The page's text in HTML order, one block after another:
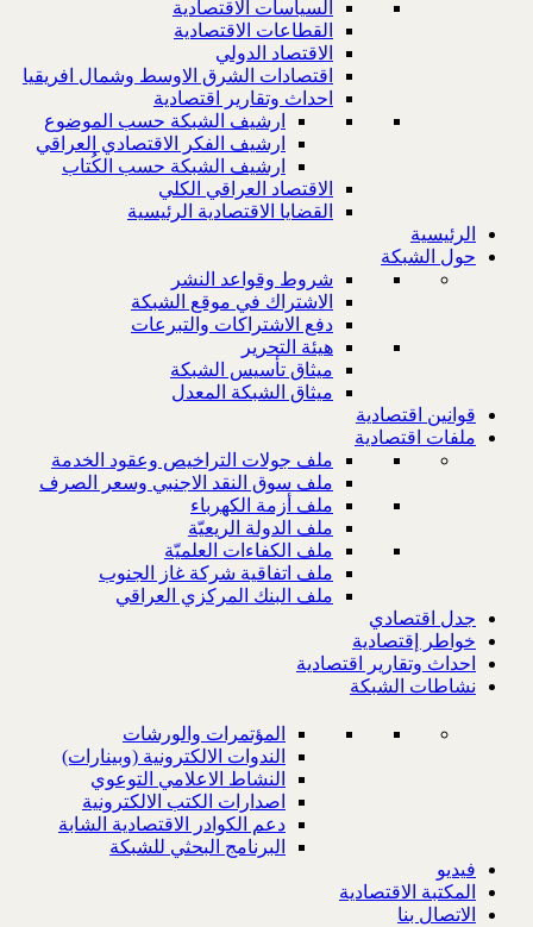
السياسات الاقتصادية
القطاعات الاقتصادية
الاقتصاد الدولي
اقتصادات الشرق الاوسط وشمال افريقيا
احداث وتقارير اقتصادية
ارشيف الشبكة حسب الموضوع
ارشيف الفكر الاقتصادي العراقي
ارشيف الشبكة حسب الكُتاب
الاقتصاد العراقي الكلي
القضايا الاقتصادية الرئيسية
الرئيسية
حول الشبكة
شروط وقواعد النشر
الاشتراك في موقع الشبكة
دفع الاشتراكات والتبرعات
هيئة التحرير
ميثاق تأسيس الشبكة
ميثاق الشبكة المعدل
قوانين اقتصادية
ملفات اقتصادية
ملف جولات التراخيص وعقود الخدمة
ملف سوق النقد الاجنبي وسعر الصرف
ملف أزمة الكهرباء
ملف الدولة الريعيّة
ملف الكفاءات العلميّة
ملف اتفاقية شركة غاز الجنوب
ملف البنك المركزي العراقي
جدل اقتصادي
خواطر إقتصادية
احداث وتقارير اقتصادية
نشاطات الشبكة
المؤتمرات والورشات
الندوات الالكترونية (وبينارات)
النشاط الاعلامي التوعوي
اصدارات الكتب الالكترونية
دعم الكوادر الاقتصادية الشابة
البرنامج البحثي للشبكة
فيديو
المكتبة الاقتصادية
الاتصال بنا